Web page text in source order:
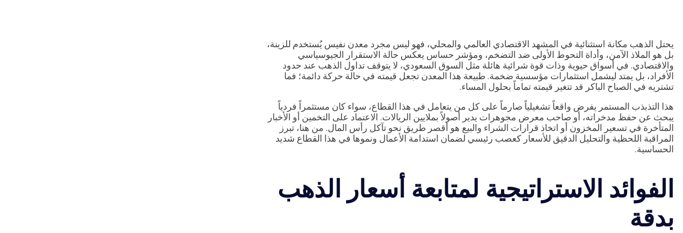
يحتل الذهب مكانة استثنائية في المشهد الاقتصادي العالمي والمحلي، فهو ليس مجرد معدن نفيس يُستخدم للزينة،
بل هو الملاذ الآمن، وأداة التحوط الأولى ضد التضخم، ومؤشر حساس يعكس حالة الاستقرار الجيوسياسي
والاقتصادي. في أسواق حيوية وذات قوة شرائية هائلة مثل السوق السعودي، لا يتوقف تداول الذهب عند حدود
الأفراد، بل يمتد ليشمل استثمارات مؤسسية ضخمة. طبيعة هذا المعدن تجعل قيمته في حالة حركة دائمة؛ فما
تشتريه في الصباح الباكر قد تتغير قيمته تماماً بحلول المساء.
هذا التذبذب المستمر يفرض واقعاً تشغيلياً صارماً على كل من يتعامل في هذا القطاع، سواء كان مستثمراً فردياً
يبحث عن حفظ مدخراته، أو صاحب معرض مجوهرات يدير أصولاً بملايين الريالات. الاعتماد على التخمين أو الأخبار
المتأخرة في تسعير المخزون أو اتخاذ قرارات الشراء والبيع هو أقصر طريق نحو تآكل رأس المال. من هنا، تبرز
المراقبة اللحظية والتحليل الدقيق للأسعار كعصب رئيسي لضمان استدامة الأعمال ونموها في هذا القطاع شديد
الحساسية.
الفوائد الاستراتيجية لمتابعة أسعار الذهب
بدقة